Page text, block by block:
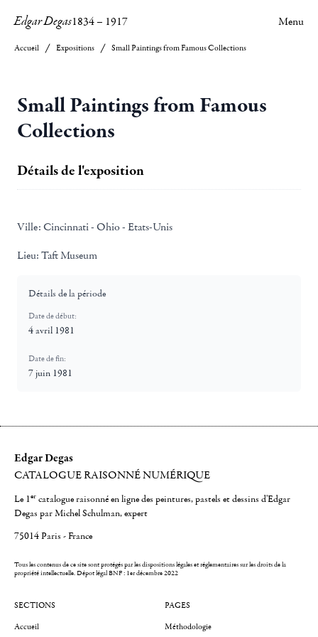
Edgar Degas1834– 1917 Menu
Accueil Expositions Small Paintings from Famous Collections
Small Paintings from Famous
Collections
Détails de l'exposition
Ville: Cincinnati - Ohio - Etats-Unis
Lieu: Taft Museum
Détails de la période
Date de début:
4 avril 1981
Date de fin:
7 juin 1981
Edgar Degas
CATALOGUE RAISONNÉ NUMÉRIQUE
Le 1er catalogue raisonné en ligne des peintures, pastels et dessins d'Edgar
Degas par Michel Schulman, expert
75014 Paris - France
Tous les contenus de ce site sont protégés par les dispositions légales et réglementaires sur les droits de la
propriété intellectuelle.Dépot légal BNF : 1er décembre 2022
SECTIONS
Accueil
PAGES
Méthodologie